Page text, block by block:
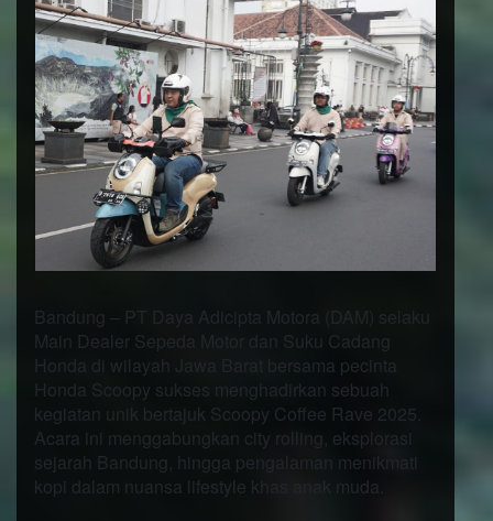
Bandung – PT Daya Adicipta Motora (DAM) selaku
Main Dealer Sepeda Motor dan Suku Cadang
Honda di wilayah Jawa Barat bersama pecinta
Honda Scoopy sukses menghadirkan sebuah
kegiatan unik bertajuk Scoopy Coffee Rave 2025.
Acara ini menggabungkan city rolling, eksplorasi
sejarah Bandung, hingga pengalaman menikmati
kopi dalam nuansa lifestyle khas anak muda.